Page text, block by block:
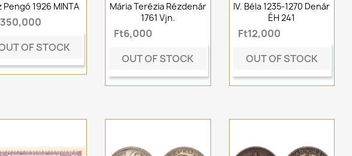
Pengő 1926 MINTA
OF STOCK
Mária Terézia Rézdenár
1761 Vjn.
Ft6,000
OUT OF STOCK
IV. Béla 1235-1270 Denár
ÉH 241
Ft12,000
OUT OF STOCK